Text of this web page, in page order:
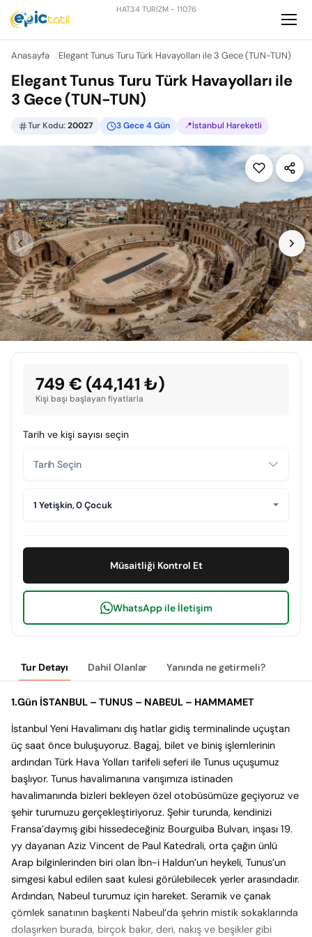
HAT34 TURİZM - 11076
Anasayfa Elegant Tunus Turu Türk Havayolları ile 3 Gece (TUN-TUN)
Elegant Tunus Turu Türk Havayolları ile
3 Gece (TUN-TUN)
Tur Kodu:20027 3 Gece 4 Gün 📍İstanbul Hareketli
Tur Detayı Dahil Olanlar Yanında ne getirmeli?
1.Gün İSTANBUL – TUNUS – NABEUL – HAMMAMET
İstanbul Yeni Havalimanı dış hatlar gidiş terminalinde uçuştan
üç saat önce buluşuyoruz. Bagaj, bilet ve biniş işlemlerinin
ardından Türk Hava Yolları tarifeli seferi ile Tunus uçuşumuz
başlıyor. Tunus havalimanına varışımıza istinaden
havalimanında bizleri bekleyen özel otobüsümüze geçiyoruz ve
şehir turumuzu gerçekleştiriyoruz. Şehir turunda, kendinizi
Fransa’daymış gibi hissedeceğiniz Bourguiba Bulvarı, inşası 19.
yy dayanan Aziz Vincent de Paul Katedrali, orta çağın ünlü
Arap bilginlerinden biri olan İbn-i Haldun’un heykeli, Tunus’un
simgesi kabul edilen saat kulesi görülebilecek yerler arasındadır.
Ardından, Nabeul turumuz için hareket. Seramik ve çanak
çömlek sanatının başkenti Nabeul’da şehrin mistik sokaklarında
dolaşırken burada, birçok bakır, deri, nakış ve beşikler gibi
749 € (44,141 ₺)
Kişi başı başlayan fiyatlarla
Tarih ve kişi sayısı seçin
1 Yetişkin, 0 Çocuk
Müsaitliği Kontrol Et
WhatsApp ile İletişim